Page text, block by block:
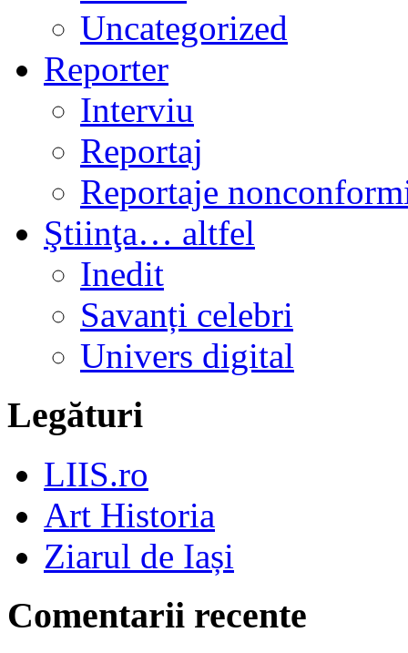
Uncategorized
Reporter
Interviu
Reportaj
Reportaje
Ştiinţa… altfel
Inedit
Savanți celebri
Univers digital
Legături
LIIS.ro
Art Historia
Ziarul de Iași
Comentarii recente